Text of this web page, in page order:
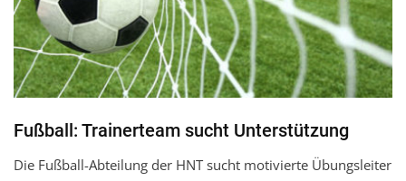
Fußball: Trainerteam sucht Unterstützung
Die Fußball-Abteilung der HNT sucht motivierte Übungsleiter